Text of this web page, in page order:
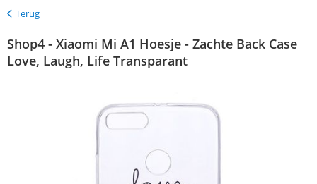
Terug
Terug
Shop4 - Xiaomi Mi A1 Hoesje - Zachte Back Case
Love, Laugh, Life Transparant